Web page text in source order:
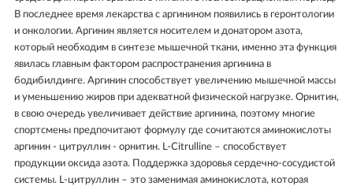
В последнее время лекарства с аргинином появились в геронтологии
и онкологии. Аргинин является носителем и донатором азота,
который необходим в синтезе мышечной ткани, именно эта функция
явилась главным фактором распространения аргинина в
бодибилдинге. Аргинин способствует увеличению мышечной массы
и уменьшению жиров при адекватной физической нагрузке. Орнитин,
в свою очередь увеличивает действие аргинина, поэтому многие
спортсмены предпочитают формулу где сочитаются аминокислоты
аргинин - цитруллин - орнитин. L-Citrulline – способствует
продукции оксида азота. Поддержка здоровья сердечно-сосудистой
системы. L-цитруллин – это заменимая аминокислота, которая